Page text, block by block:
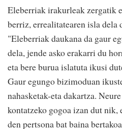
Eleberriak irakurleak zergatik
berriz, errealitatearen isla
"Eleberriak daukana da gaur
dela, jende asko erakarri du
eta bere burua islatuta ikusi
Gaur egungo bizimoduan
nahasketak-eta dakartza.
kontatzeko gogoa izan dut
den pertsona bat baina